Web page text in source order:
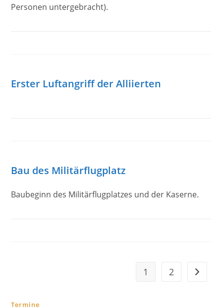
Personen untergebracht).
Erster Luftangriff der Alliierten
Bau des Militärflugplatz
Baubeginn des Militärflugplatzes und der Kaserne.
1 2 Zur
Termine